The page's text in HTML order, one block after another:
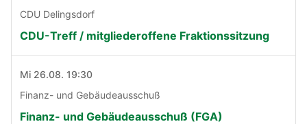
CDU Delingsdorf
CDU-Treff / mitgliederoffene Fraktionssitzung
Mi 26.08. 19:30
Finanz- und Gebäudeausschuß
Finanz- und Gebäudeausschuß (FGA)